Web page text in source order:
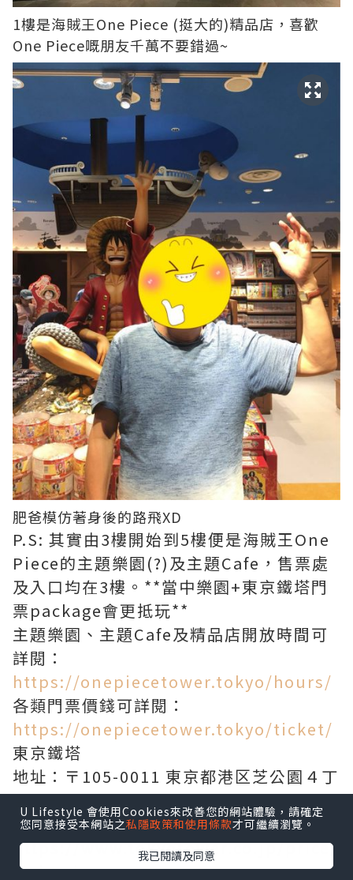
1樓是海賊王One Piece (挺大的)精品店，喜歡
One Piece嘅朋友千萬不要錯過~
肥爸模仿著身後的路飛XD
P.S: 其實由3樓開始到5樓便是海賊王One
Piece的主題樂園(?)及主題Cafe，售票處
及入口均在3樓。**當中樂園+東京鐵塔門
票package會更抵玩**
主題樂園、主題Cafe及精品店開放時間可
詳閱：
https://onepiecetower.tokyo/hours/
各類門票價錢可詳閱：
https://onepiecetower.tokyo/ticket/
東京鐵塔
地址：〒105-0011 東京都港区芝公園４丁
目２−8
入場費及開放時間可詳閱：
https://www.tokyotower.co.jp/price/
zh.html
U Lifestyle 會使用Cookies來改善您的網站體驗，請確定
您同意接受本網站之私隱政策和使用條款才可繼續瀏覽。
我已閱讀及同意